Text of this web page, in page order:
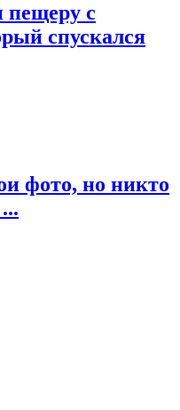
пещеру с
спускался
фото, но никто